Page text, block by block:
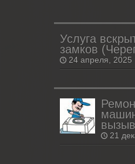
Услуга
замков
24 апреля, 2025
21